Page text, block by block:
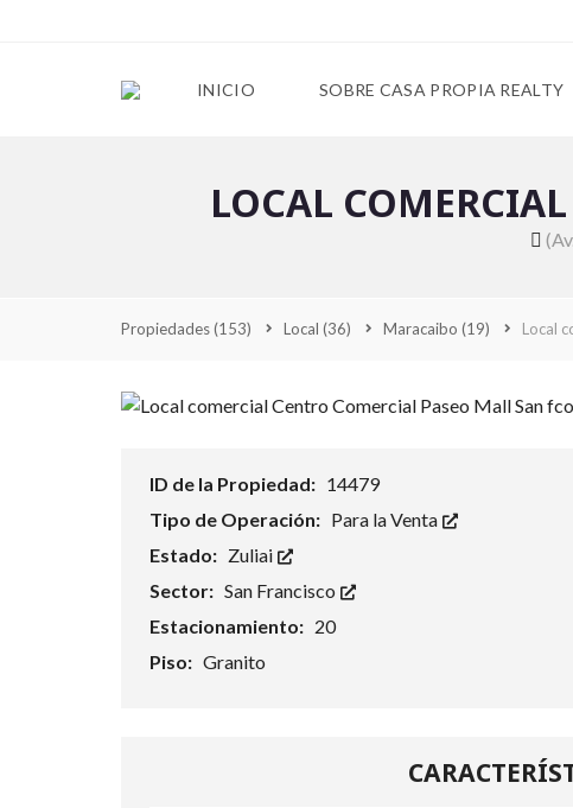
INICIO SOBRE CASA PROPIA REALTY
LOCAL
Propiedades(153) Local (36) Maracaibo (19) Local
ID de la Propiedad: 14479
Tipo de Operación: Para la Venta
Estado: Zuliai
Sector: San Francisco
Estacionamiento: 20
Piso: Granito